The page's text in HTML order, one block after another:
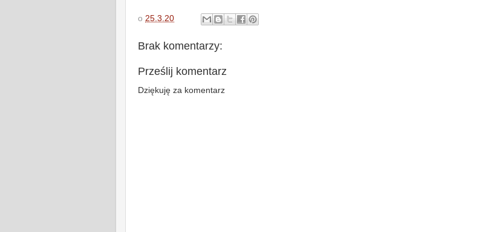
o 25.3.20
Brak komentarzy:
Prześlij komentarz
Dziękuję za komentarz